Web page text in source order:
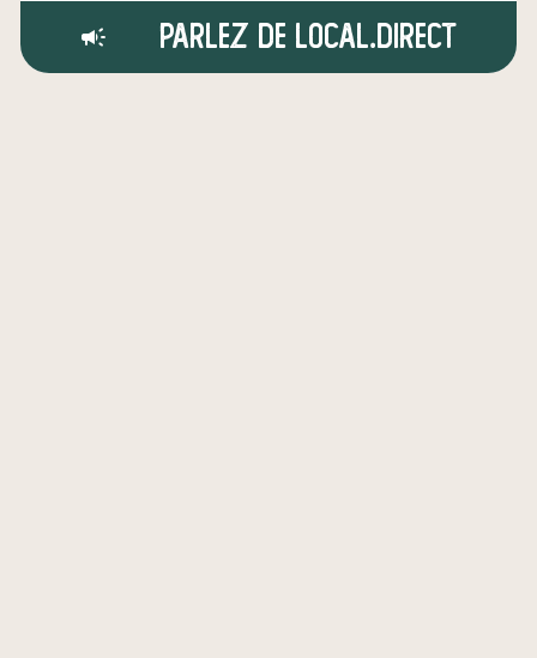
Parlez de local.direct